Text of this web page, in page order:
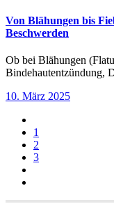
Von Blähungen bis
Beschwerden
Ob bei Blähungen
Bindehautentzündung,
10. März 2025
1
2
3